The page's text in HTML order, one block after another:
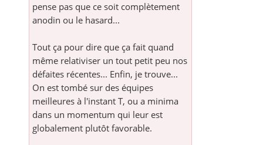
pense pas que ce soit complètement
anodin ou le hasard...
Tout ça pour dire que ça fait quand
même relativiser un tout petit peu nos
défaites récentes... Enfin, je trouve...
On est tombé sur des équipes
meilleures à l'instant T, ou a minima
dans un momentum qui leur est
globalement plutôt favorable.